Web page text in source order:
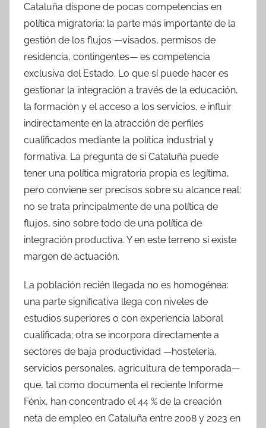
Cataluña dispone de pocas competencias en
política migratoria: la parte más importante de la
gestión de los flujos —visados, permisos de
residencia, contingentes— es competencia
exclusiva del Estado. Lo que sí puede hacer es
gestionar la integración a través de la educación,
la formación y el acceso a los servicios, e influir
indirectamente en la atracción de perfiles
cualificados mediante la política industrial y
formativa. La pregunta de si Cataluña puede
tener una política migratoria propia es legítima,
pero conviene ser precisos sobre su alcance real:
no se trata principalmente de una política de
flujos, sino sobre todo de una política de
integración productiva. Y en este terreno sí existe
margen de actuación.
La población recién llegada no es homogénea:
una parte significativa llega con niveles de
estudios superiores o con experiencia laboral
cualificada; otra se incorpora directamente a
sectores de baja productividad —hostelería,
servicios personales, agricultura de temporada—
que, tal como documenta el reciente Informe
Fénix, han concentrado el 44 % de la creación
neta de empleo en Cataluña entre 2008 y 2023 en